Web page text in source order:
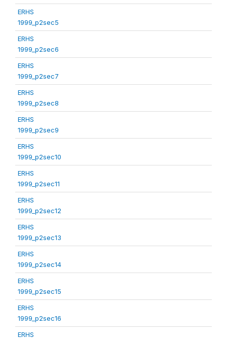
ERHS
1999_p2sec5
ERHS
1999_p2sec6
ERHS
1999_p2sec7
ERHS
1999_p2sec8
ERHS
1999_p2sec9
ERHS
1999_p2sec10
ERHS
1999_p2sec11
ERHS
1999_p2sec12
ERHS
1999_p2sec13
ERHS
1999_p2sec14
ERHS
1999_p2sec15
ERHS
1999_p2sec16
ERHS